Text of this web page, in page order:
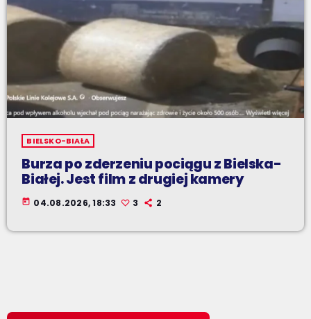
BIELSKO-BIAŁA
Burza po zderzeniu pociągu z Bielska-
Białej. Jest film z drugiej kamery
today 04.08.2026, 18:33 3 2